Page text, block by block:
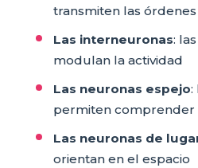
transmiten las órdenes
Las interneuronas:
modulan la actividad
Las neuronas espejo:
permiten comprender
Las neuronas de
orientan en el espacio